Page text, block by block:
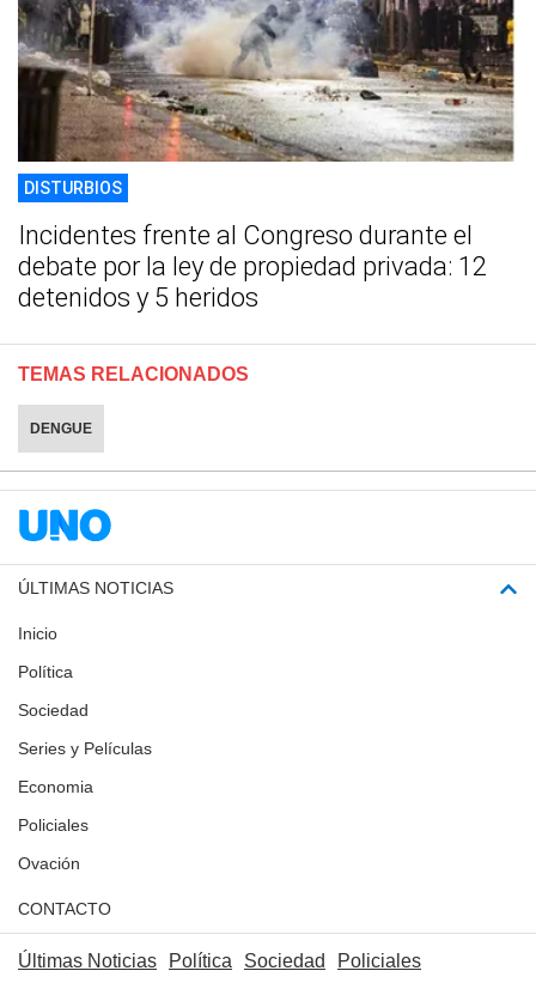
DISTURBIOS
Incidentes frente al Congreso durante el
debate por la ley de propiedad privada: 12
detenidos y 5 heridos
TEMAS RELACIONADOS
DENGUE
ÚLTIMAS NOTICIAS
Inicio
Política
Sociedad
Series y Películas
Economia
Policiales
Ovación
CONTACTO
Últimas Noticias Política Sociedad
Policiales